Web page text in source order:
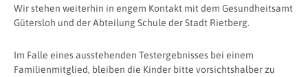
Wir stehen weiterhin in engem Kontakt mit dem Gesundheitsamt
Gütersloh und der Abteilung Schule der Stadt Rietberg.
Im Falle eines ausstehenden Testergebnisses bei einem
Familienmitglied, bleiben die Kinder bitte vorsichtshalber zu